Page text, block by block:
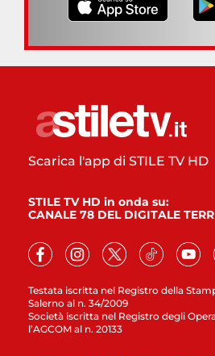
Testata iscritta nel Registro della
Salerno al n. 34/2009
Società iscritta nel Registro degli
l’AGCOM al n. 20133
Scarica l'app di STILE TV HD
STILE TV HD in onda su:
CANALE 78 DEL DIGITALE